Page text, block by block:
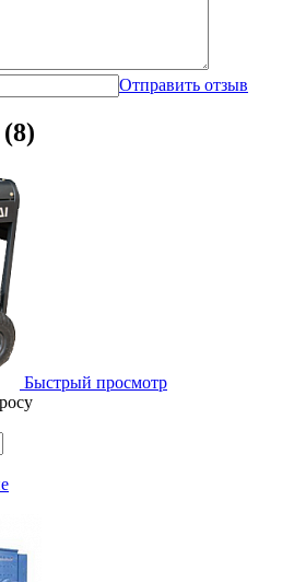
Отправить отзыв
Быстрый просмотр